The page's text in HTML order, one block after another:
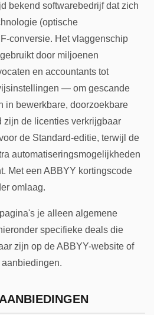
bekend softwarebedrijf dat zich
(optische
conversie. Het vlaggenschip
door miljoenen
en accountants tot
— om gescande
in bewerkbare, doorzoekbare
zijn de licenties verkrijgbaar
de Standard-editie, terwijl de
automatiseringsmogelijkheden
Met een ABBYY kortingscode
omlaag.
je alleen algemene
specifieke deals die
zijn op de ABBYY-website of